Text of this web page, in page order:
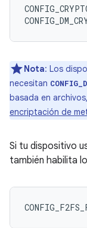
Nota: Los
necesitan
basada en
encriptación de
Si tu dispositivo
también habilita